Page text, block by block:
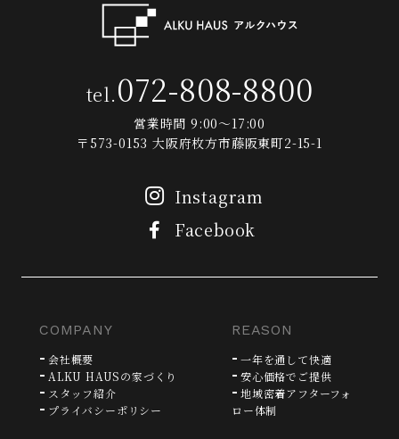
tel.072-808-8800
営業時間 9:00～17:00
〒573-0153 大阪府枚方市藤阪東町2-15-1
Instagram
Facebook
COMPANY
会社概要
ALKU HAUSの家づくり
スタッフ紹介
プライバシーポリシー
REASON
一年を通して快適
安心価格でご提供
地域密着アフターフォ
ロー体制